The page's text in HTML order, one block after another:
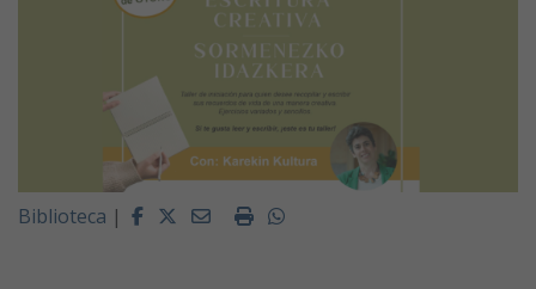
Biblioteca | FacebookTwitterEmailImprimirWhatsapp